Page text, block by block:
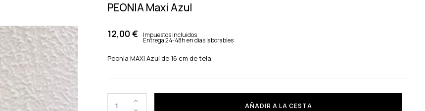
PEONIA Maxi Azul
12,00 € Impuestos incluidos
Entrega 24-48h en dias laborables
Peonia MAXI Azul de 16 cm de tela.
AÑADIR A LA CESTA